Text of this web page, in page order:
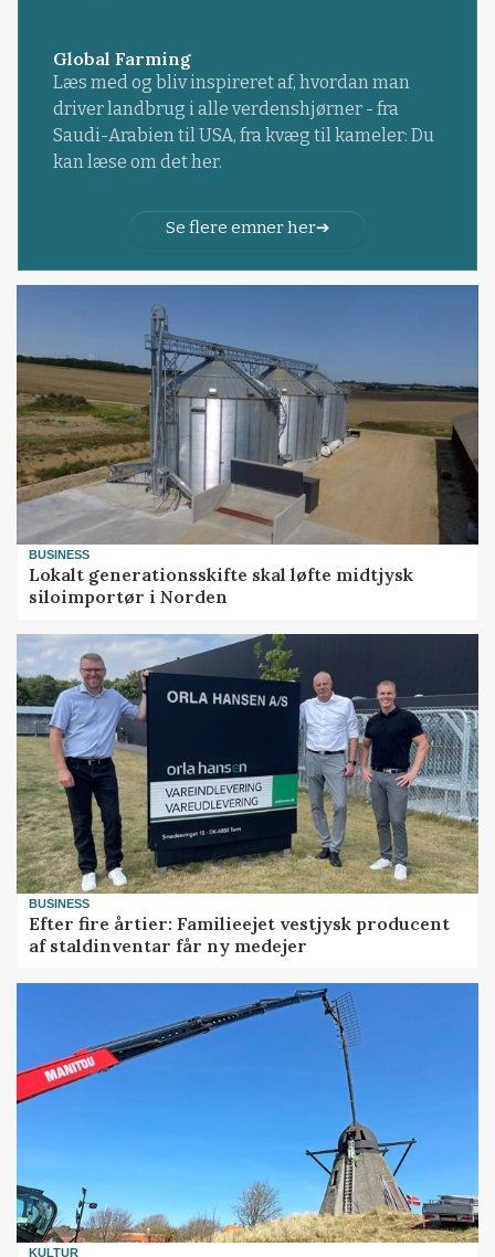
Global Farming
Læs med og bliv inspireret af, hvordan man
driver landbrug i alle verdenshjørner - fra
Saudi-Arabien til USA, fra kvæg til kameler: Du
kan læse om det her.
Se flere emner her
BUSINESS
Lokalt generationsskifte skal løfte midtjysk
siloimportør i Norden
BUSINESS
Efter fire årtier: Familieejet vestjysk producent
af staldinventar får ny medejer
KULTUR